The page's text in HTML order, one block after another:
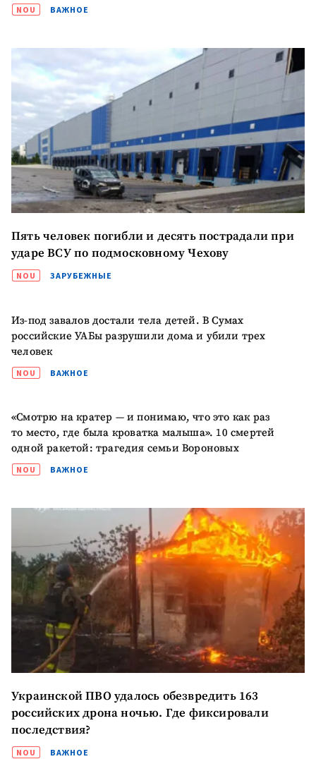
ПОДДЕРЖАТЬ
NOU ВАЖНОЕ
Пять человек погибли и десять пострадали при
ударе ВСУ по подмосковному Чехову
NOU ЗАРУБЕЖНЫЕ
Из-под завалов достали тела детей. В Сумах
российские УАБы разрушили дома и убили трех
человек
NOU ВАЖНОЕ
«Смотрю на кратер — и понимаю, что это как раз
то место, где была кроватка малыша». 10 смертей
одной ракетой: трагедия семьи Вороновых
NOU ВАЖНОЕ
Украинской ПВО удалось обезвредить 163
российских дрона ночью. Где фиксировали
последствия?
NOU ВАЖНОЕ
изображение
медиа
Текст новости
+ Добавить текст
новости
КОНТАКТНЫЙ ИСТОЧНИК
Анонимный источник
Имя + Моё имя
Электронная почта
+ Мой email
Я прочитал(а) и согласен(на)
сполитикой